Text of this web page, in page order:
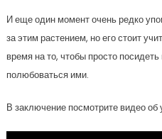
И еще один момент очень редко
за этим растением, но его стоит
время на то, чтобы просто
полюбоваться ими.
В заключение посмотрите видео об